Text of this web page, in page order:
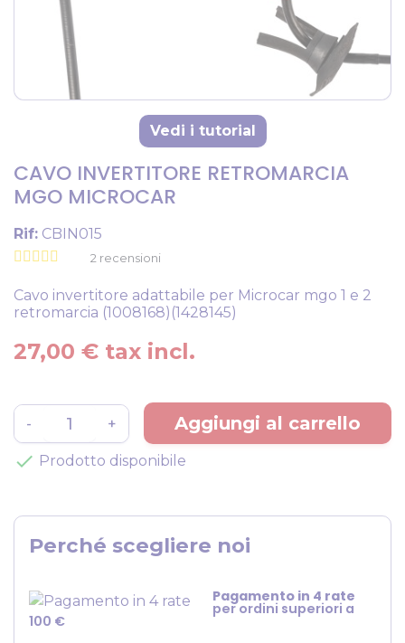
Vedi i tutorial
CAVO INVERTITORE RETROMARCIA
MGO MICROCAR
Rif: CBIN015
2 recensioni
Cavo invertitore adattabile per Microcar mgo 1 e 2
retromarcia (1008168)(1428145)
27,00 € tax incl.
- +
Aggiungi al carrello
check Prodotto disponibile
Perché scegliere noi
Pagamento in 4 rate
per ordini superiori a
100 €